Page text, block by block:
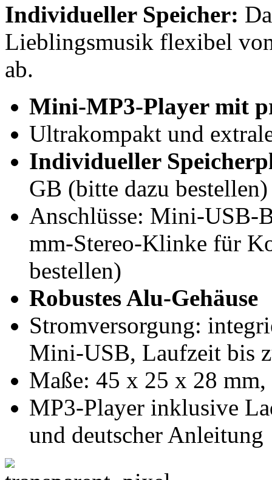
Individueller Speicher:
Lieblingsmusik flexibel
ab.
Mini-MP3-Player mit
Ultrakompakt und
Individueller
GB (bitte dazu bestellen)
Anschlüsse: Mini-USB-
mm-Stereo-Klinke für
bestellen)
Robustes Alu-Gehäuse
Stromversorgung:
Mini-USB, Laufzeit bis
Maße: 45 x 25 x 28
MP3-Player inklusive
und deutscher Anleitung